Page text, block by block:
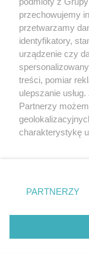
Data dodania
06.08.2026
przechowujemy
przetwarzamy
identyfikatory,
urządzenie czy
treści, pomiar
ulepszanie
Partnerzy
charakterystykę
zmienić/wycofać
znajdujący się
użytkownika, ale
przetwarzaniu.
PARTNERZY